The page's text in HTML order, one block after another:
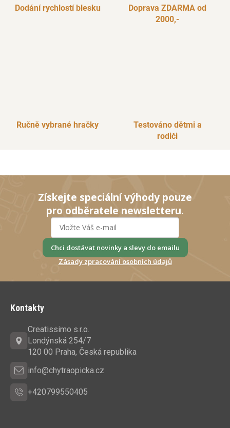
Dodání rychlostí blesku
Doprava ZDARMA od
2000,-
Ručně vybrané hračky
Testováno dětmi a
rodiči
Získejte speciální výhody pouze
pro odběratele newsletteru.
Chci dostávat novinky a slevy do emailu
Zásady zpracování osobních údajů
Kontakty
Creatissimo s.r.o.
Londýnská 254/7
120 00 Praha, Česká republika
info@chytraopicka.cz
+420799550405